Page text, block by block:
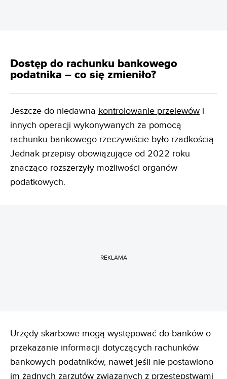
Dostęp do rachunku bankowego
podatnika – co się zmieniło?
Jeszcze do niedawna kontrolowanie przelewów i
innych operacji wykonywanych za pomocą
rachunku bankowego rzeczywiście było rzadkością.
Jednak przepisy obowiązujące od 2022 roku
znacząco rozszerzyły możliwości organów
podatkowych.
REKLAMA
Urzędy skarbowe mogą występować do banków o
przekazanie informacji dotyczących rachunków
bankowych podatników, nawet jeśli nie postawiono
im żadnych zarzutów związanych z przestępstwami